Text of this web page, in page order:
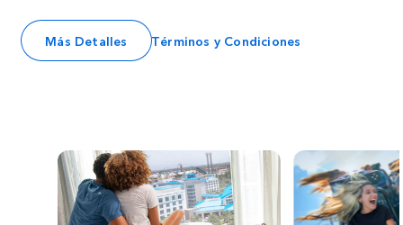
Más Detalles Términos y Condiciones